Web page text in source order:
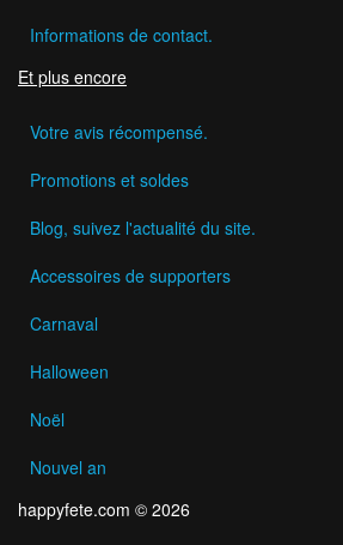
Informations de contact.
Et plus encore
Votre avis récompensé.
Promotions et soldes
Blog, suivez l'actualité du site.
Accessoires de supporters
Carnaval
Halloween
Noël
Nouvel an
happyfete.com © 2026